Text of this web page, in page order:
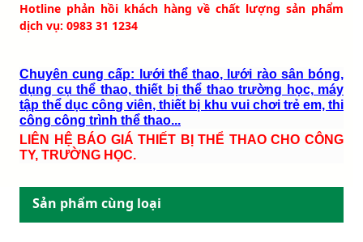
Hotline phản hồi khách hàng về chất lượng sản phẩm
dịch vụ: 0983 31 1234
Chuyên cung cấp: lưới thể thao, lưới rào sân bóng,
dụng cụ thể thao, thiết bị thể thao trường học, máy
tập thể dục công viên, thiết bị khu vui chơi trẻ em, thi
công công trình thể thao...
LIÊN HỆ BÁO GIÁ THIẾT BỊ THỂ THAO CHO CÔNG
TY, TRƯỜNG HỌC.
Sản phẩm cùng loại